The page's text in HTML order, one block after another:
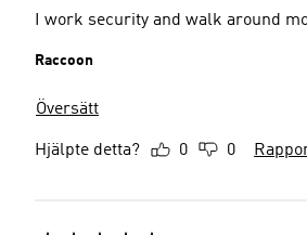
I work security and walk around
Raccoon
Översätt
Hjälpte detta? 0 0